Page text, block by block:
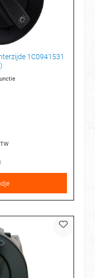
1C0941531